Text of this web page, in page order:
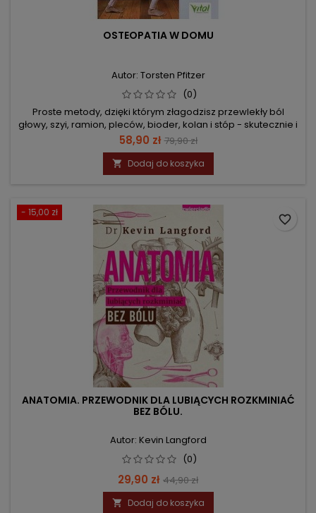
OSTEOPATIA W DOMU
Autor: Torsten Pfitzer
(0)
Proste metody, dzięki którym złagodzisz przewlekły ból
głowy, szyi, ramion, pleców, bioder, kolan i stóp - skutecznie i
długotrwale
Cena
58,90 zł Cena
podstawowa
79,90 zł
 Dodaj do koszyka
- 15,00 zł
ANATOMIA. PRZEWODNIK DLA LUBIĄCYCH ROZKMINIAĆ
BEZ BÓLU.
Autor: Kevin Langford
(0)
Cena
29,90 zł Cena
podstawowa
44,90 zł
 Dodaj do koszyka
favorite_border